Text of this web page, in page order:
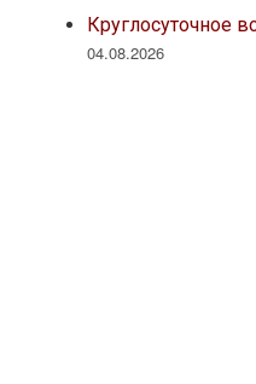
Круглосуточное
04.08.2026